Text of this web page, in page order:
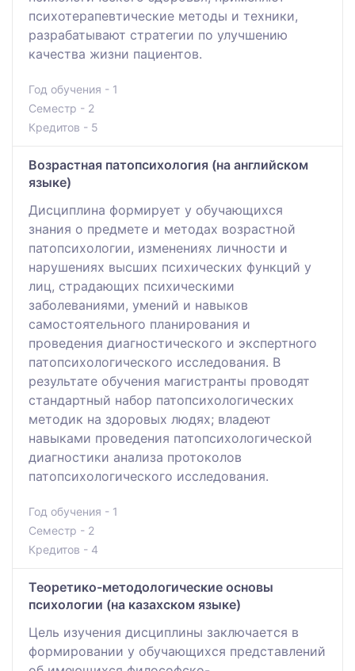
психотерапевтические методы и техники,
разрабатывают стратегии по улучшению
качества жизни пациентов.
Год обучения - 1
Семестр - 2
Кредитов - 5
Возрастная патопсихология (на английском
языке)
Дисциплина формирует у обучающихся
знания о предмете и методах возрастной
патопсихологии, изменениях личности и
нарушениях высших психических функций у
лиц, страдающих психическими
заболеваниями, умений и навыков
самостоятельного планирования и
проведения диагностического и экспертного
патопсихологического исследования. В
результате обучения магистранты проводят
стандартный набор патопсихологических
методик на здоровых людях; владеют
навыками проведения патопсихологической
диагностики анализа протоколов
патопсихологического исследования.
Год обучения - 1
Семестр - 2
Кредитов - 4
Теоретико-методологические основы
психологии (на казахском языке)
Цель изучения дисциплины заключается в
формировании у обучающихся представлений